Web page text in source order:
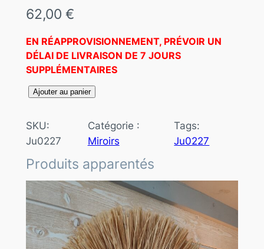
62,00 €
EN RÉAPPROVISIONNEMENT, PRÉVOIR UN
DÉLAI DE LIVRAISON DE 7 JOURS
SUPPLÉMENTAIRES
a
n
i
t
é
d
e
M
Ajouter au panier
SKU:
Ju0227
Catégorie :
Miroirs
Tags:
Ju0227
Produits apparentés